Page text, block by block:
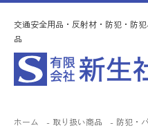
交通安全用品・反射材・防犯・防
品
ホーム 取り扱い商品 防犯・